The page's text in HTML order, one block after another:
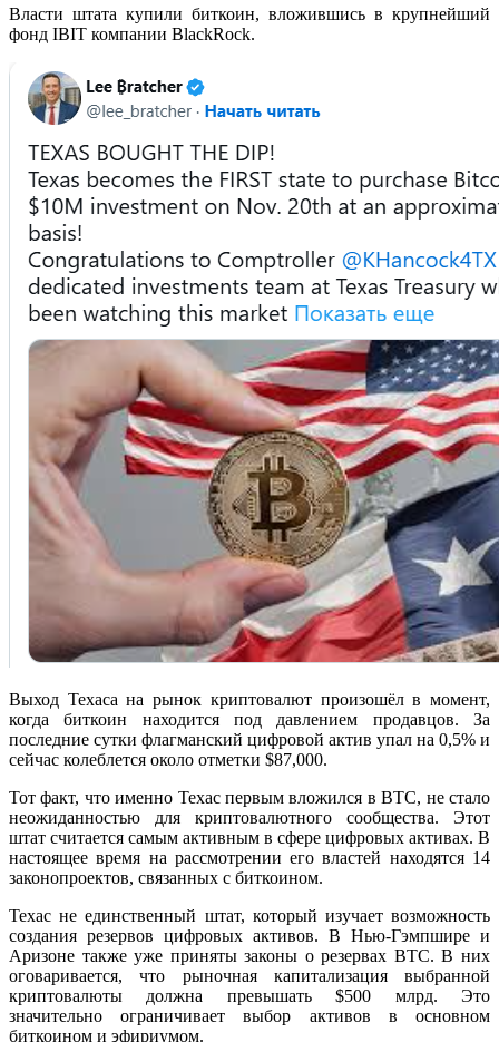
Власти штата купили биткоин, вложившись в крупнейший
фонд IBIT компании BlackRock.
Выход Texaса на рынок криптовалют произошёл в момент,
когда биткоин находится под давлением продавцов. За
последние сутки флагманский цифровой актив упал на 0,5% и
сейчас колеблется около отметки $87,000.
Тот факт, что именно Техас первым вложился в BTC, не стало
неожиданностью для криптовалютного сообщества. Этот
штат считается самым активным в сфере цифровых активах. В
настоящее время на рассмотрении его властей находятся 14
законопроектов, связанных с биткоином.
Техас не единственный штат, который изучает возможность
создания резервов цифровых активов. В Нью-Гэмпшире и
Аризоне также уже приняты законы о резервах BTC. В них
оговаривается, что рыночная капитализация выбранной
криптовалюты должна превышать $500 млрд. Это
значительно ограничивает выбор активов в основном
биткоином и эфириумом.